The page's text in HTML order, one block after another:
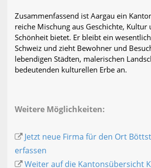
Zusammenfassend ist Aargau ein
reiche Mischung aus Geschichte,
Schönheit bietet. Er bleibt ein
Schweiz und zieht Bewohner und
lebendigen Städten, malerischen
bedeutenden kulturellen Erbe an.
Weitere Möglichkeiten:
Jetzt neue Firma für den Ort
erfassen
Weiter auf die Kantonsübersicht